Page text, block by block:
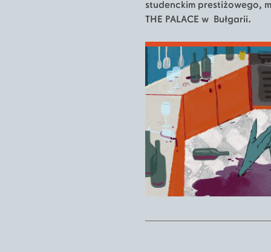
studenckim prestiżowego,
THE PALACE w Bułgarii.